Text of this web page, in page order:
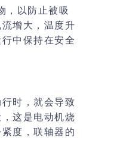
，以防止被吸
增大，温度升
中保持在安全
时，就会导致
这是电动机烧
度 ， 联轴器的